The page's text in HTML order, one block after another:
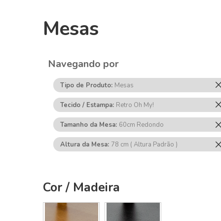
Mesas
Navegando por
Tipo de Produto Mesas
Tecido / Estampa Retro Oh My!
Tamanho da Mesa 60cm Redondo
Altura da Mesa 78 cm ( Altura Padrão )
Cor / Madeira